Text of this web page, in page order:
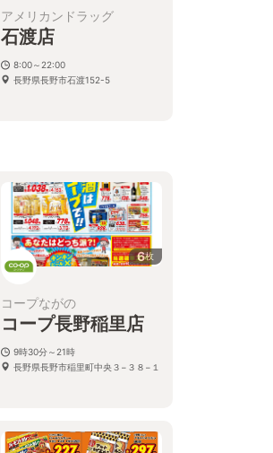
アメリカンドラッグ
石渡店
8:00～22:00
長野県長野市石渡152-5
6枚
コープながの
コープ長野稲里店
9時30分～21時
長野県長野市稲里町中央３−３８−１